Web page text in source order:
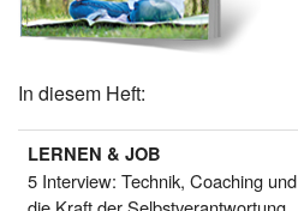
In diesem Heft:
LERNEN & JOB
5 Interview: Technik, Coaching und